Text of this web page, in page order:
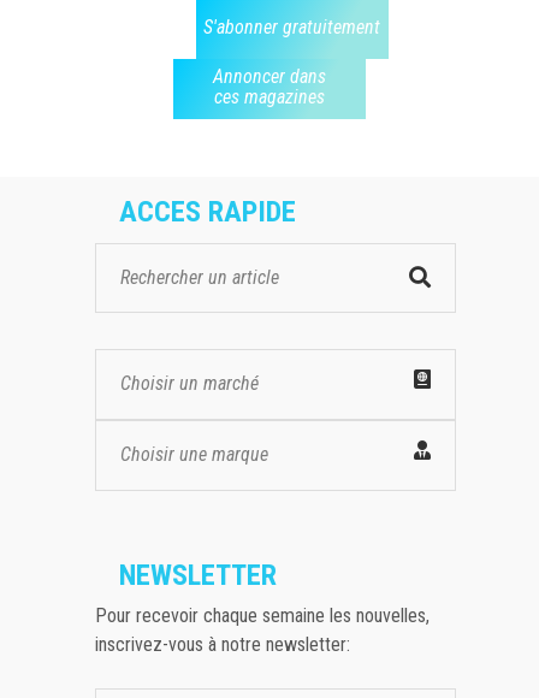
S'abonner gratuitement
Annoncer dans
ces magazines
ACCES RAPIDE
Choisir un marché
Choisir une marque
NEWSLETTER
Pour recevoir chaque semaine les nouvelles,
inscrivez-vous à notre newsletter: